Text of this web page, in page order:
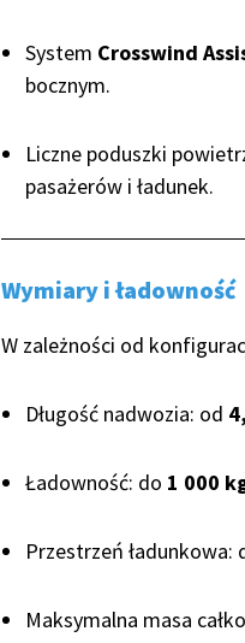
System Crosswind
bocznym.
Liczne poduszki
pasażerów i ładunek.
Wymiary i ładowność
W zależności od
Długość nadwozia: od
Ładowność: do 1 000
Przestrzeń ładunkowa:
Maksymalna masa